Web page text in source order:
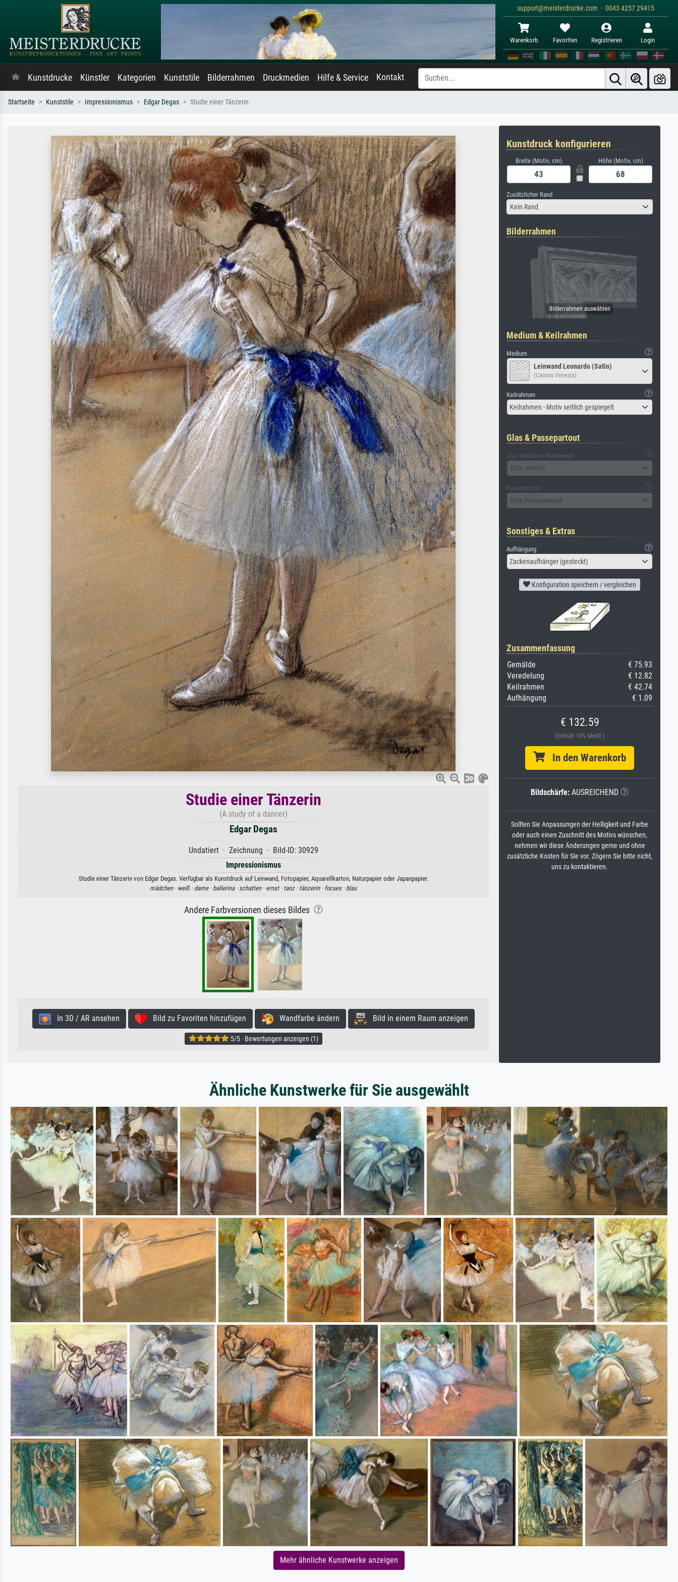
support@meisterdrucke.com · 0043 4257 29415
Warenkorb Favoriten Registrieren Login
Kunstdrucke Künstler Kategorien Kunststile Bilderrahmen Druckmedien Hilfe & Service Kontakt
Startseite Kunststile Impressionismus Edgar Degas Studie einer Tänzerin
Studie einer Tänzerin
(A study of a dancer)
Edgar Degas
Undatiert · Zeichnung · Bild-ID: 30929
Impressionismus
Studie einer Tänzerin von Edgar Degas. Verfügbar als Kunstdruck auf Leinwand, Fotopapier, Aquarellkarton, Naturpapier oder Japanpapier.
mädchen · weiß · dame · ballerina · schatten · ernst · tanz · tänzerin · focues · blau
Andere Farbversionen dieses Bildes
In 3D / AR ansehen Bild zu Favoriten hinzufügen Wandfarbe ändern Bild in einem Raum anzeigen
5/5 · Bewertungen anzeigen (1)
Kunstdruck konfigurieren
Breite (Motiv, cm) Höhe (Motiv, cm)
Zusätzlicher Rand
Kein Rand
Bilderrahmen
Medium & Keilrahmen
Medium
Leinwand Leonardo (Satin)
(Canvas Venezia)
Keilrahmen
Keilrahmen - Motiv seitlich gespiegelt
Glas & Passepartout
Glas (inklusive Rückwand)
Bitte wählen
Passepartout
Kein Passepartout
Sonstiges & Extras
Aufhängung
Zackenaufhänger (gesteckt)
Konfiguration speichern / vergleichen
Zusammenfassung
Gemälde
€ 75.93
Veredelung
€ 12.82
Keilrahmen
€ 42.74
Aufhängung
€ 1.09
€ 132.59
(Enthält 19% MwSt.)
In den Warenkorb
Bildschärfe: AUSREICHEND
Sollten Sie Anpassungen der Helligkeit und Farbe
oder auch einen Zuschnitt des Motivs wünschen,
nehmen wir diese Änderungen gerne und ohne
zusätzliche Kosten für Sie vor. Zögern Sie bitte nicht,
uns zu kontaktieren.
Ähnliche Kunstwerke für Sie ausgewählt
Mehr ähnliche Kunstwerke anzeigen